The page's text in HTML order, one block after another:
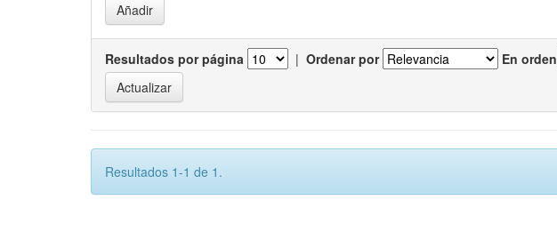
Resultados por página | Ordenar por En orden
Resultados 1-1 de 1.